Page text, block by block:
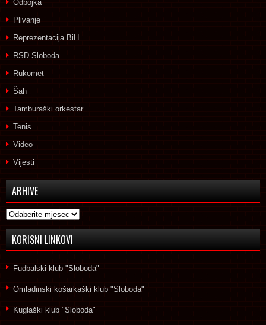
Odbojka
Plivanje
Reprezentacija BiH
RSD Sloboda
Rukomet
Šah
Tamburaški orkestar
Tenis
Video
Vijesti
ARHIVE
Arhive
KORISNI LINKOVI
Fudbalski klub "Sloboda"
Omladinski košarkaški klub "Sloboda"
Kuglaški klub "Sloboda"